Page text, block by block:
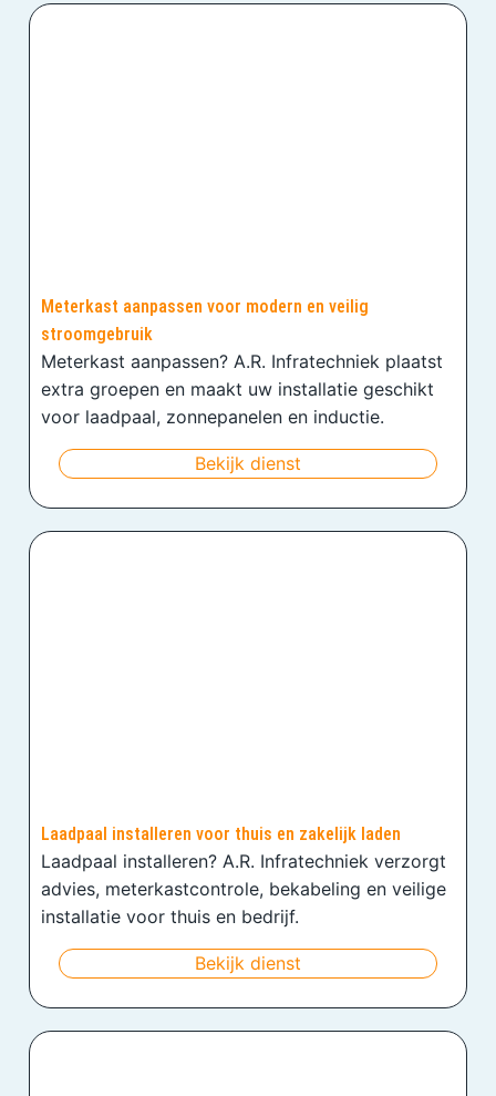
Meterkast aanpassen voor modern en veilig
stroomgebruik
Meterkast aanpassen? A.R. Infratechniek plaatst
extra groepen en maakt uw installatie geschikt
voor laadpaal, zonnepanelen en inductie.
Bekijk dienst
Laadpaal installeren voor thuis en zakelijk laden
Laadpaal installeren? A.R. Infratechniek verzorgt
advies, meterkastcontrole, bekabeling en veilige
installatie voor thuis en bedrijf.
Bekijk dienst